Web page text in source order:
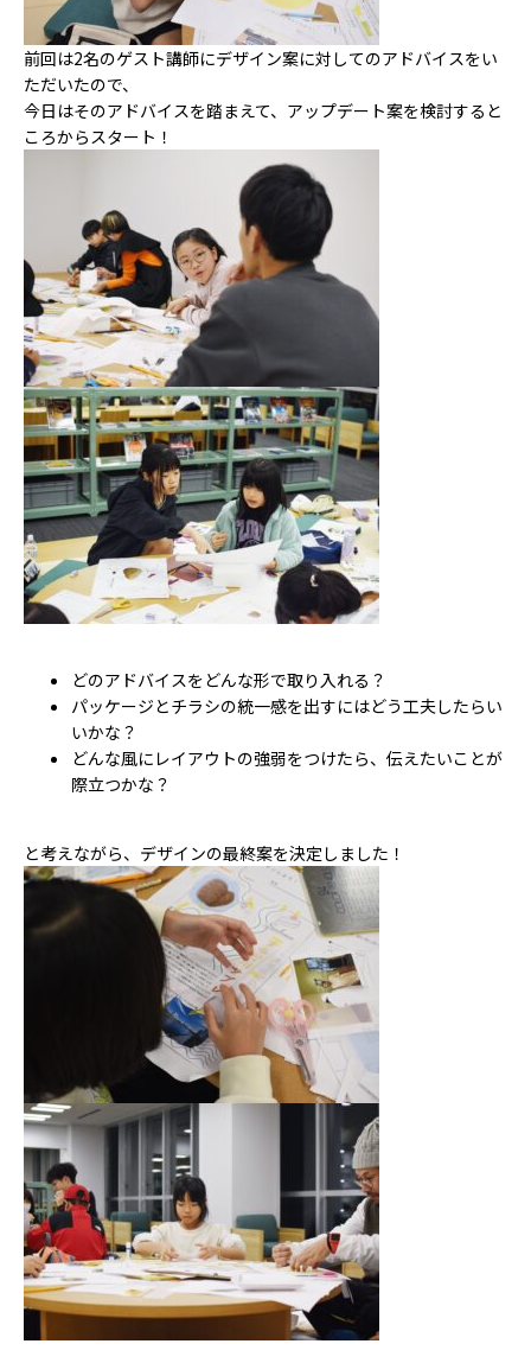
前回は2名のゲスト講師にデザイン案に対してのアドバイスをい
ただいたので、
今日はそのアドバイスを踏まえて、アップデート案を検討すると
ころからスタート！
どのアドバイスをどんな形で取り入れる？
パッケージとチラシの統一感を出すにはどう工夫したらい
いかな？
どんな風にレイアウトの強弱をつけたら、伝えたいことが
際立つかな？
と考えながら、デザインの最終案を決定しました！